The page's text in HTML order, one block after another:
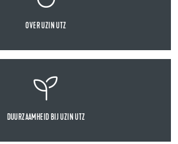
OVER UZIN UTZ
DUURZAAMHEID BIJ UZIN UTZ